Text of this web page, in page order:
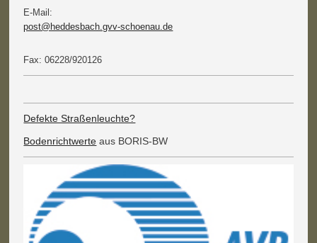
E-Mail:
post@heddesbach.gvv-schoenau.de
Fax: 06228/920126
Defekte Straßenleuchte?
Bodenrichtwerte aus BORIS-BW